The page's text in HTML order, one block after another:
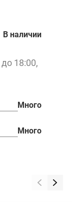
В наличии
18:00,
Много
Много